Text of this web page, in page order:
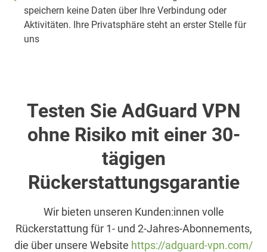
speichern keine Daten über Ihre Verbindung oder
Aktivitäten. Ihre Privatsphäre steht an erster Stelle für
uns
Testen Sie AdGuard VPN
ohne Risiko mit einer 30-
tägigen
Rückerstattungsgarantie
Wir bieten unseren Kunden:innen volle
Rückerstattung für 1- und 2-Jahres-Abonnements,
die über unsere Website https://adguard-vpn.com/